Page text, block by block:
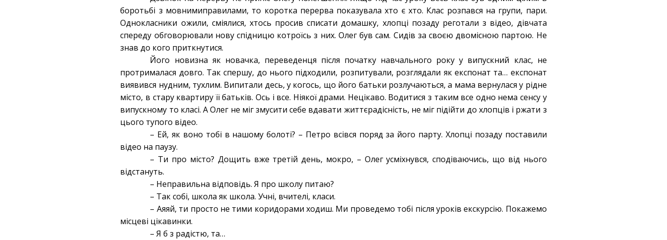
боротьбі з мовнимиправилами, то коротка перерва показувала хто є хто. Клас розпався на групи, пари.
Однокласники ожили, сміялися, хтось просив списати домашку, хлопці позаду реготали з відео, дівчата
спереду обговорювали нову спідницю котроїсь з них. Олег був сам. Сидів за своєю двомісною партою. Не
знав до кого приткнутися.
Його новизна як новачка, переведенця після початку навчального року у випускний клас, не
протрималася довго. Так спершу, до нього підходили, розпитували, розглядали як експонат та… експонат
виявився нудним, тухлим. Випитали десь, у когось, що його батьки розлучаються, а мама вернулася у рідне
місто, в стару квартиру її батьків. Ось і все. Ніякої драми. Нецікаво. Водитися з таким все одно нема сенсу у
випускному то класі. А Олег не міг змусити себе вдавати життєрадісність, не міг підійти до хлопців і ржати з
цього тупого відео.
– Ей, як воно тобі в нашому болоті? – Петро всівся поряд за його парту. Хлопці позаду поставили
відео на паузу.
– Ти про місто? Дощить вже третій день, мокро, – Олег усміхнувся, сподіваючись, що від нього
відстануть.
– Неправильна відповідь. Я про школу питаю?
– Так собі, школа як школа. Учні, вчителі, класи.
– Аяяй, ти просто не тими коридорами ходиш. Ми проведемо тобі після уроків екскурсію. Покажемо
місцеві цікавинки.
– Я б з радістю, та…